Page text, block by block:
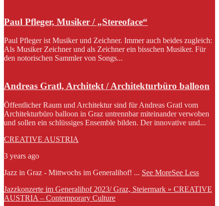
Paul Pfleger, Musiker / „Stereoface“
Paul Pfleger ist Musiker und Zeichner. Immer auch beides zugleich:
Als Musiker Zeichner und als Zeichner ein bisschen Musiker. Für
den notorischen Sammler von Songs...
Andreas Gratl, Architekt / Architekturbüro balloon
Öffentlicher Raum und Architektur sind für Andreas Gratl vom
Architekturbüro balloon in Graz untrennbar miteinander verwoben
und sollen ein schlüssiges Ensemble bilden. Der innovative und...
CREATIVE AUSTRIA
3 years ago
Jazz in Graz - Mittwochs im Generalihof! ... See MoreSee Less
Jazzkonzerte im Generalihof 2023/ Graz, Steiermark » CREATIVE
AUSTRIA – Contemporary Culture